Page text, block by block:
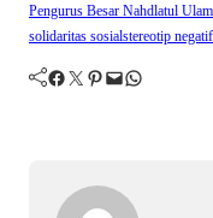
Pengurus Besar Nahdlatul
solidaritas sosialstereotip negatif
Facebook Twitter Pinterest Mail WhatsApp